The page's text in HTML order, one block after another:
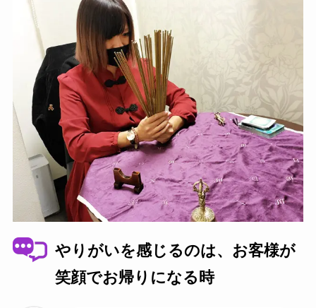
やりがいを感じるのは、お客様が
笑顔でお帰りになる時